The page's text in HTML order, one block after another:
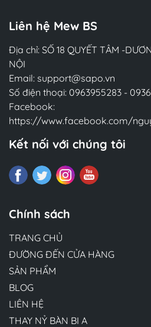
Liên hệ Mew BS
Địa chỉ: SỐ 18 QUYẾT TÂM -
NỘI
Email: support@sapo.vn
Số điện thoại: 0963955283 -
Facebook:
https://www.facebook.com/
Kết nối với chúng tôi
Chính sách
TRANG CHỦ
ĐƯỜNG ĐẾN CỬA HÀNG
SẢN PHẨM
BLOG
LIÊN HỆ
THAY NỶ BÀN BI A